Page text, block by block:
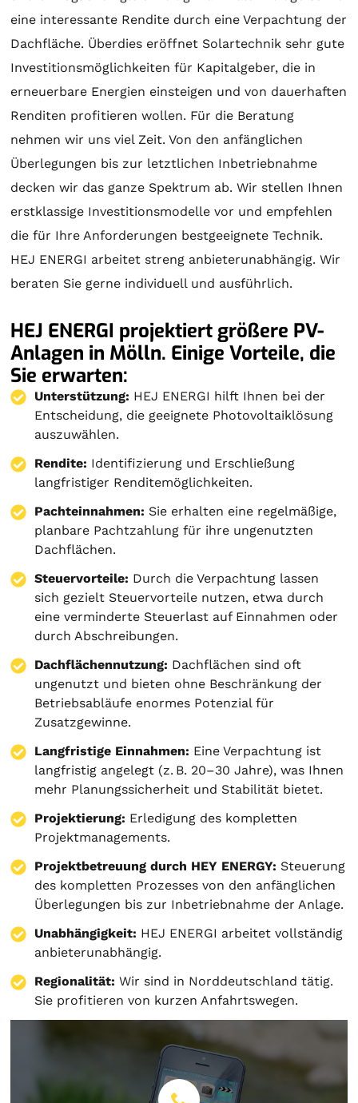
eine interessante Rendite durch eine Verpachtung der
Dachfläche. Überdies eröffnet Solartechnik sehr gute
Investitionsmöglichkeiten für Kapitalgeber, die in
erneuerbare Energien einsteigen und von dauerhaften
Renditen profitieren wollen. Für die Beratung
nehmen wir uns viel Zeit. Von den anfänglichen
Überlegungen bis zur letztlichen Inbetriebnahme
decken wir das ganze Spektrum ab. Wir stellen Ihnen
erstklassige Investitionsmodelle vor und empfehlen
die für Ihre Anforderungen bestgeeignete Technik.
HEJ ENERGI arbeitet streng anbieterunabhängig. Wir
beraten Sie gerne individuell und ausführlich.
HEJ ENERGI projektiert größere PV-
Anlagen in Mölln. Einige Vorteile, die
Sie erwarten:
Unterstützung: HEJ ENERGI hilft Ihnen bei der
Entscheidung, die geeignete Photovoltaiklösung
auszuwählen.
Rendite: Identifizierung und Erschließung
langfristiger Renditemöglichkeiten.
Pachteinnahmen: Sie erhalten eine regelmäßige,
planbare Pachtzahlung für ihre ungenutzten
Dachflächen.
Steuervorteile: Durch die Verpachtung lassen
sich gezielt Steuervorteile nutzen, etwa durch
eine verminderte Steuerlast auf Einnahmen oder
durch Abschreibungen.
Dachflächennutzung: Dachflächen sind oft
ungenutzt und bieten ohne Beschränkung der
Betriebsabläufe enormes Potenzial für
Zusatzgewinne.
Langfristige Einnahmen: Eine Verpachtung ist
langfristig angelegt (z. B. 20–30 Jahre), was Ihnen
mehr Planungssicherheit und Stabilität bietet.
Projektierung: Erledigung des kompletten
Projektmanagements.
Projektbetreuung durch HEY ENERGY: Steuerung
des kompletten Prozesses von den anfänglichen
Überlegungen bis zur Inbetriebnahme der Anlage.
Unabhängigkeit: HEJ ENERGI arbeitet vollständig
anbieterunabhängig.
Regionalität: Wir sind in Norddeutschland tätig.
Sie profitieren von kurzen Anfahrtswegen.